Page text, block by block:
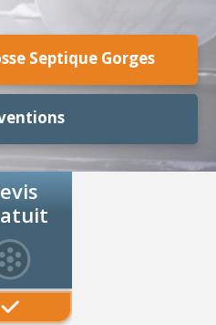
Septique Gorges